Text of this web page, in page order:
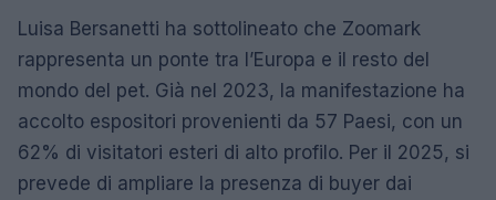
Luisa Bersanetti ha sottolineato che Zoomark
rappresenta un ponte tra l’Europa e il resto del
mondo del pet. Già nel 2023, la manifestazione ha
accolto espositori provenienti da 57 Paesi, con un
62% di visitatori esteri di alto profilo. Per il 2025, si
prevede di ampliare la presenza di buyer dai